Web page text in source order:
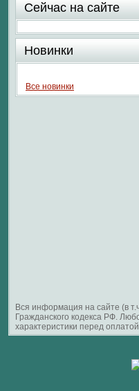
Сейчас на сайте
Новинки
Все новинки
Вся информация на сайте (в
Гражданского кодекса РФ.
характеристики перед